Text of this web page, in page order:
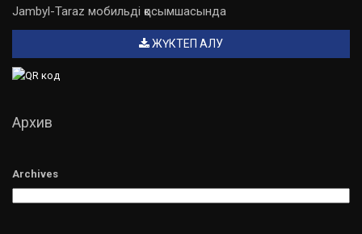
Jambyl-Taraz мобильді қосымшасында
ЖҮКТЕП АЛУ
Архив
Archives